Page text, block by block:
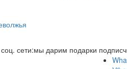
сети:мы дарим подарки